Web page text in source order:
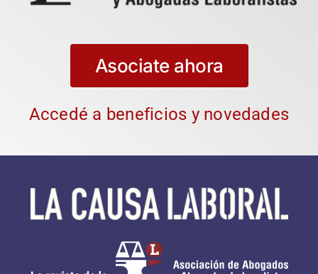
Asociate ahora
Accedé a beneficios y novedades